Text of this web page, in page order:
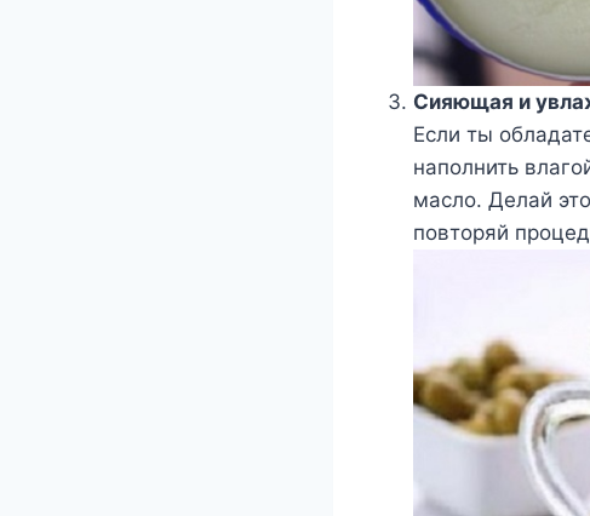
Сияющая и
Если ты
наполнить
масло. Делай
повторяй